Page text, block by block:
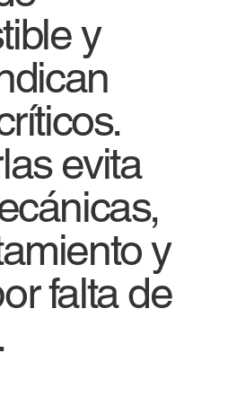
y
evita
y
falta de